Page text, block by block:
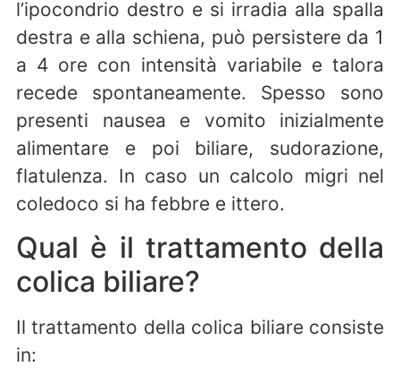
l’ipocondrio destro e si irradia alla spalla
destra e alla schiena, può persistere da 1
a 4 ore con intensità variabile e talora
recede spontaneamente. Spesso sono
presenti nausea e vomito inizialmente
alimentare e poi biliare, sudorazione,
flatulenza. In caso un calcolo migri nel
coledoco si ha febbre e ittero.
Qual è il trattamento della
colica biliare?
Il trattamento della colica biliare consiste
in: